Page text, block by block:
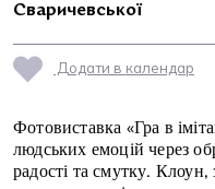
Сваричевської
Додати в календар
Фотовиставка «Гра в
людських емоцій через
радості та смутку.